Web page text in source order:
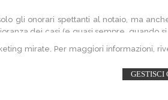
mirate. Per maggiori informazioni,
GESTISCI
gli onorari spettanti al notaio, ma
dei casi (e quasi sempre, quando
potrà comunque precisare
passaggi di proprietà di veicoli. A titolo
vettura nuova, e per lo più si avvicina